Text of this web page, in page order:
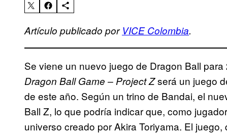
Artículo publicado porVICE Colombia.
Se viene un nuevo juego de Dragon Ball
Dragon Ball Game – Project Zserá un juego
de este año. Según un trino de Bandai, el
Ball Z, lo que podría indicar que, como
universo creado por Akira Toriyama. El